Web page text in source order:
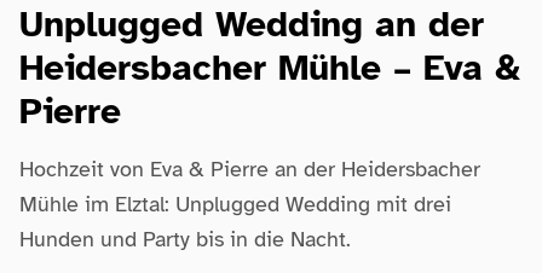
Unplugged Wedding an der
Heidersbacher Mühle – Eva &
Pierre
Hochzeit von Eva & Pierre an der Heidersbacher
Mühle im Elztal: Unplugged Wedding mit drei
Hunden und Party bis in die Nacht.